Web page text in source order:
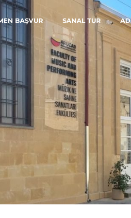
BAŞVUR SANAL TUR